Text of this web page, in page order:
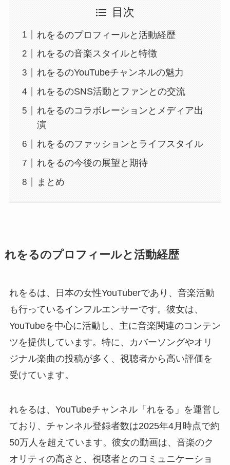
目次
れをるのプロフィールと活動経歴
れをるの音楽スタイルと特徴
れをるのYouTubeチャンネルの魅力
れをるのSNS活動とファンとの交流
れをるのコラボレーションとメディア出
演
れをるのファッションとライフスタイル
れをるの今後の展望と期待
まとめ
れをるのプロフィールと活動経歴
れをるは、日本の女性YouTuberであり、音楽活動
も行っているインフルエンサーです。彼女は、
YouTubeを中心に活動し、主に音楽関連のコンテン
ツを提供しています。特に、カバーソングやオリ
ジナル楽曲の投稿が多く、視聴者から高い評価を
受けています。
れをるは、YouTubeチャンネル「れをる」を運営し
ており、チャンネル登録者数は2025年4月時点で約
50万人を超えています。彼女の動画は、音楽のク
オリティの高さと、視聴者とのコミュニケーショ